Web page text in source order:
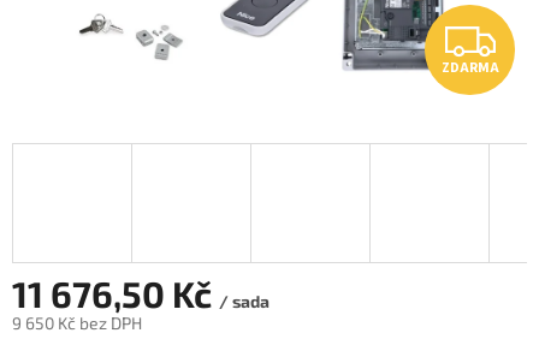
Z
D
A
ZDARMA
11 676,50 Kč / sada
9 650 Kč bez DPH